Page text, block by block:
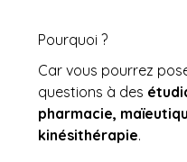
Pourquoi ?
Car vous pourrez
questions à des
pharmacie,
kinésithérapie.